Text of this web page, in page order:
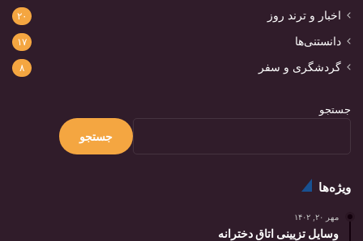
اخبار و ترند روز ۲۰
دانستنی‌ها ۱۷
گردشگری و سفر ۸
جستجو
جستجو
ویژه‌ها
مهر ۲۰, ۱۴۰۲
وسایل تزیینی اتاق دخترانه